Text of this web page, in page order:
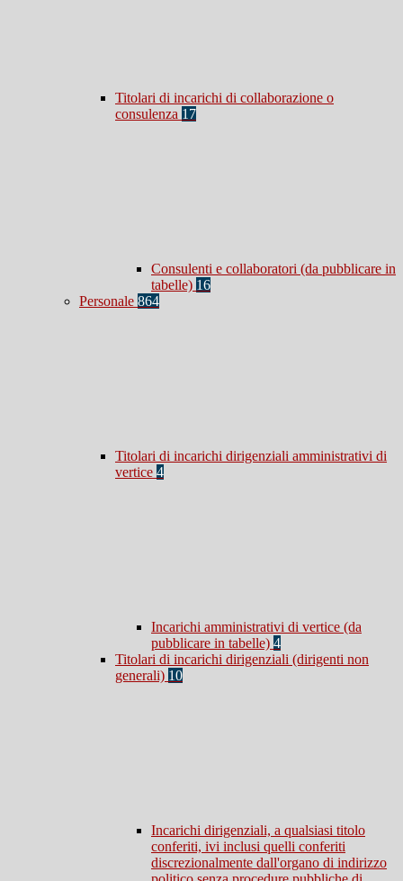
Titolari di incarichi di collaborazione o
consulenza 17
Consulenti e collaboratori (da pubblicare in
tabelle) 16
Personale 864
Titolari di incarichi dirigenziali amministrativi di
vertice 4
Incarichi amministrativi di vertice (da
pubblicare in tabelle) 4
Titolari di incarichi dirigenziali (dirigenti non
generali) 10
Incarichi dirigenziali, a qualsiasi titolo
conferiti, ivi inclusi quelli conferiti
discrezionalmente dall'organo di indirizzo